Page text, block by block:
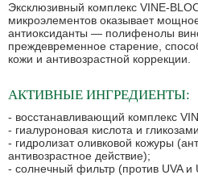
Эксклюзивный комплекс VINE-
микроэлементов оказывает
антиоксиданты — полифенолы
преждевременное старение,
кожи и антивозрастной коррекции.
АКТИВНЫЕ ИНГРЕДИЕНТЫ:
- восстанавливающий комплекс
- гиалуроновая кислота и
- гидролизат оливковой кожуры
антивозрастное действие);
- солнечный фильтр (против UVA и